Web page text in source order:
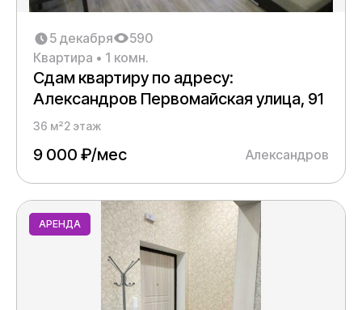
5 декабря
590
Квартира • 1 комн.
Сдам квартиру по адресу:
Александров Первомайская улица, 91
36 м²2 этаж
9 000 ₽/мес Александров
АРЕНДА